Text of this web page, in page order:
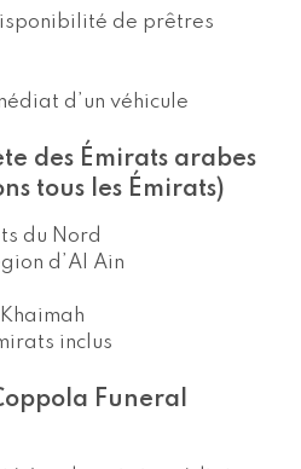
de prêtres
d’un véhicule
des Émirats arabes
tous les Émirats)
du Nord
d’Al Ain
inclus
Funeral